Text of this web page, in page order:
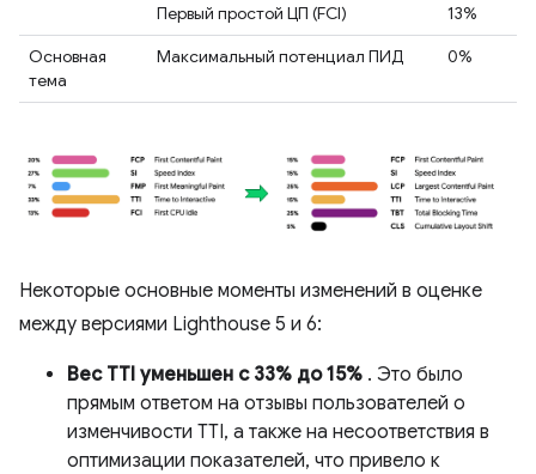
Первый простой ЦП (FCI)
13%
Основная
тема
Максимальный потенциал ПИД 0%
Некоторые основные моменты изменений в оценке
между версиями Lighthouse 5 и 6:
Вес TTI уменьшен с 33% до 15% . Это было
прямым ответом на отзывы пользователей о
изменчивости TTI, а также на несоответствия в
оптимизации показателей, что привело к